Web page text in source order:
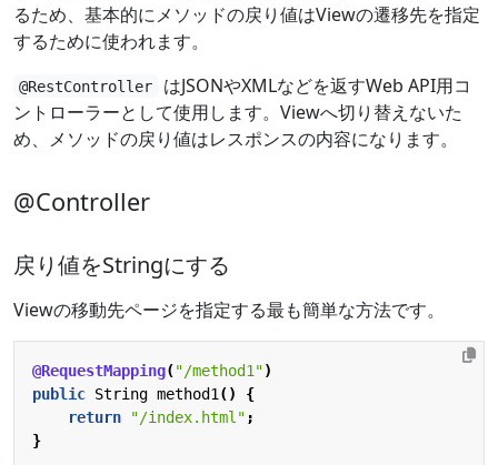
るため、基本的にメソッドの戻り値はViewの遷移先を指定
するために使われます。
@RestController
はJSONやXMLなどを返すWeb API用コ
ントローラーとして使用します。Viewへ切り替えないた
め、メソッドの戻り値はレスポンスの内容になります。
@Controller
戻り値をStringにする
Viewの移動先ページを指定する最も簡単な方法です。
@RequestMapping("/method1")
public String method1 ()
{
return
"/index.html" ;
}